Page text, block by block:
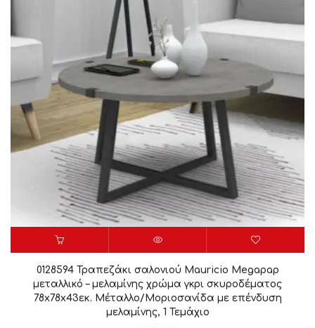
0128594 Τραπεζάκι σαλονιού Mauricio Megapap
μεταλλικό – μελαμίνης χρώμα γκρι σκυροδέματος
78x78x43εκ. Μέταλλο/Μοριοσανίδα με επένδυση
μελαμίνης, 1 Τεμάχιο